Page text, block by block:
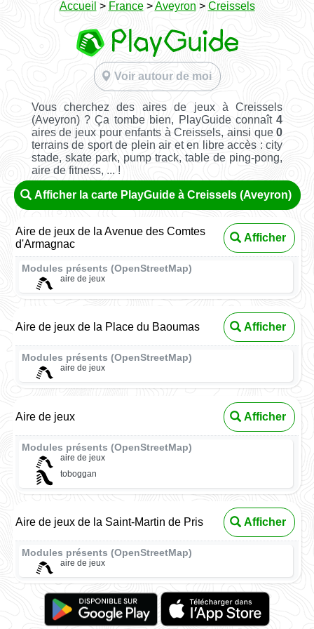
Accueil > France>Aveyron > Creissels
Voir autour de moi
Vous cherchez des aires de jeux à Creissels
(Aveyron) ? Ça tombe bien, PlayGuide connaît4
aires de jeux pour enfants à Creissels, ainsi que0
terrains de sport de plein air et en libre accès : city
stade, skate park, pump track, table de ping-pong,
aire de fitness, ... !
Afficher la carte PlayGuide à Creissels (Aveyron)
Aire de jeux de la Avenue des Comtes
d'Armagnac
Afficher
Modules présents (OpenStreetMap)
aire de jeux
Aire de jeux de la Place du Baoumas Afficher
Modules présents (OpenStreetMap)
aire de jeux
Aire de jeux Afficher
Modules présents (OpenStreetMap)
aire de jeux
toboggan
Aire de jeux de la Saint-Martin de Pris Afficher
Modules présents (OpenStreetMap)
aire de jeux